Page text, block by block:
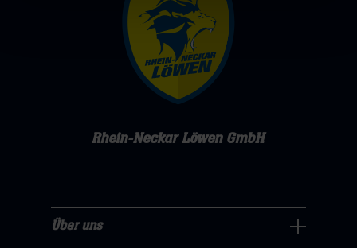
Rhein-Neckar Löwen GmbH
Über uns